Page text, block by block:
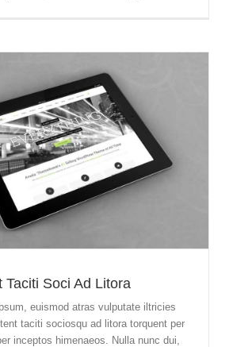
Taciti Soci Ad Litora
euismod atras vulputate iltricies
taciti sociosqu ad litora torquent per
inceptos himenaeos. Nulla nunc dui,